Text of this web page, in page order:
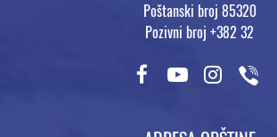
Poštanski broj 85320
Pozivni broj +382 32